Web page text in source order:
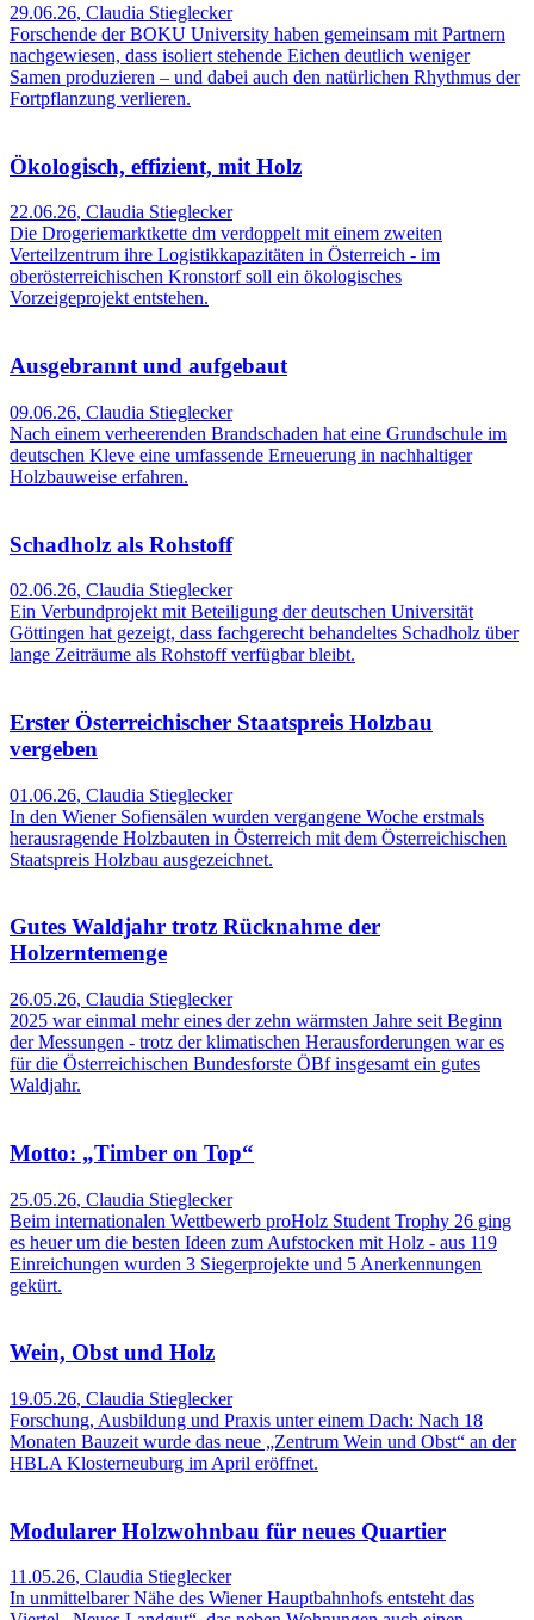
29.06.26, Claudia Stieglecker
Forschende der BOKU University haben gemeinsam mit Partnern
nachgewiesen, dass isoliert stehende Eichen deutlich weniger
Samen produzieren – und dabei auch den natürlichen Rhythmus der
Fortpflanzung verlieren.
Ökologisch, effizient, mit Holz
22.06.26, Claudia Stieglecker
Die Drogeriemarktkette dm verdoppelt mit einem zweiten
Verteilzentrum ihre Logistikkapazitäten in Österreich - im
oberösterreichischen Kronstorf soll ein ökologisches
Vorzeigeprojekt entstehen.
Ausgebrannt und aufgebaut
09.06.26, Claudia Stieglecker
Nach einem verheerenden Brandschaden hat eine Grundschule im
deutschen Kleve eine umfassende Erneuerung in nachhaltiger
Holzbauweise erfahren.
Schadholz als Rohstoff
02.06.26, Claudia Stieglecker
Ein Verbundprojekt mit Beteiligung der deutschen Universität
Göttingen hat gezeigt, dass fachgerecht behandeltes Schadholz über
lange Zeiträume als Rohstoff verfügbar bleibt.
Erster Österreichischer Staatspreis Holzbau
vergeben
01.06.26, Claudia Stieglecker
In den Wiener Sofiensälen wurden vergangene Woche erstmals
herausragende Holzbauten in Österreich mit dem Österreichischen
Staatspreis Holzbau ausgezeichnet.
Gutes Waldjahr trotz Rücknahme der
Holzerntemenge
26.05.26, Claudia Stieglecker
2025 war einmal mehr eines der zehn wärmsten Jahre seit Beginn
der Messungen - trotz der klimatischen Herausforderungen war es
für die Österreichischen Bundesforste ÖBf insgesamt ein gutes
Waldjahr.
Motto: „Timber on Top“
25.05.26, Claudia Stieglecker
Beim internationalen Wettbewerb proHolz Student Trophy 26 ging
es heuer um die besten Ideen zum Aufstocken mit Holz - aus 119
Einreichungen wurden 3 Siegerprojekte und 5 Anerkennungen
gekürt.
Wein, Obst und Holz
19.05.26, Claudia Stieglecker
Forschung, Ausbildung und Praxis unter einem Dach: Nach 18
Monaten Bauzeit wurde das neue „Zentrum Wein und Obst“ an der
HBLA Klosterneuburg im April eröffnet.
Modularer Holzwohnbau für neues Quartier
11.05.26, Claudia Stieglecker
In unmittelbarer Nähe des Wiener Hauptbahnhofs entsteht das